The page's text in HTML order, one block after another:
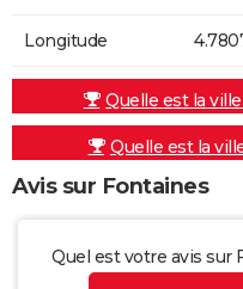
Longitude
Quelle est la
Quelle est la
Avis sur Fontaines
Quel est votre avis sur